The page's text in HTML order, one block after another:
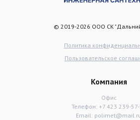
© 2019-2026 ООО СК
Политика
Пользовательское
Компания
Офис
Телефон: +7 423 239-
Email: